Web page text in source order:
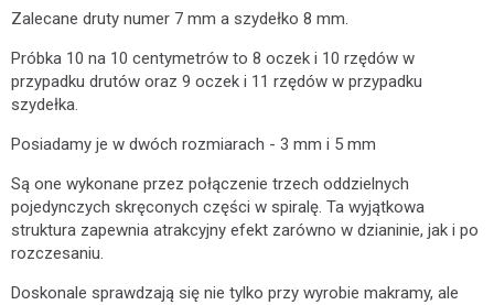
Zalecane druty numer 7 mm a szydełko 8 mm.
Próbka 10 na 10 centymetrów to 8 oczek i 10 rzędów w
przypadku drutów oraz 9 oczek i 11 rzędów w przypadku
szydełka.
Posiadamy je w dwóch rozmiarach - 3 mm i 5 mm
Są one wykonane przez połączenie trzech oddzielnych
pojedynczych skręconych części w spiralę. Ta wyjątkowa
struktura zapewnia atrakcyjny efekt zarówno w dzianinie, jak i po
rozczesaniu.
Doskonale sprawdzają się nie tylko przy wyrobie makramy, ale